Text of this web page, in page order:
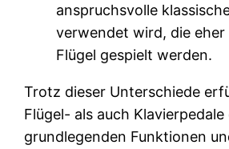
anspruchsvolle
verwendet wird, die eher
Flügel gespielt werden.
Trotz dieser Unterschiede
Flügel- als auch
grundlegenden Funktionen